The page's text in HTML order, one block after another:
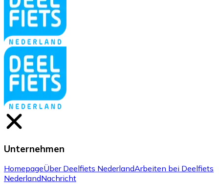
Unternehmen
HomepageÜber Deelfiets NederlandArbeiten bei Deelfiets
NederlandNachricht